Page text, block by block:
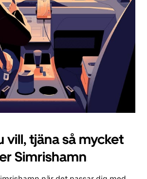
vill, tjäna så mycket
Simrishamn